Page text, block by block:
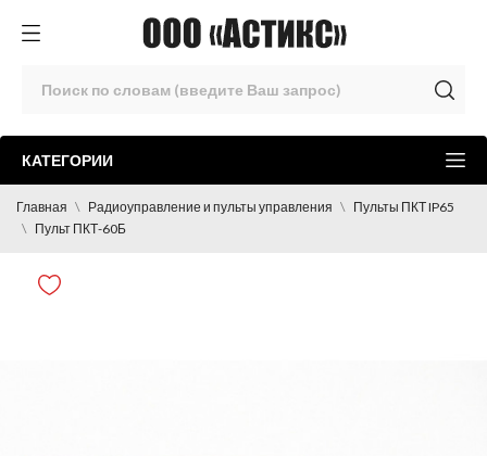
КАТЕГОРИИ
Главная Радиоуправление и пульты управления
Пульты ПКТ IP65
Пульт ПКТ-60Б